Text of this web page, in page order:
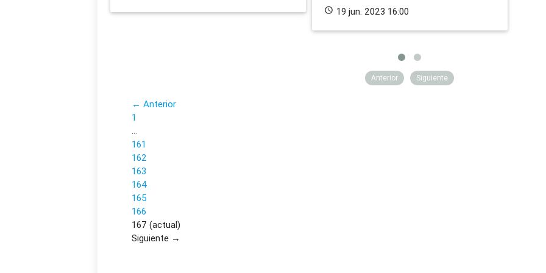
schedule 19 jun. 2023 16:00
Anterior Siguiente
← Anterior
1
161
162
163
164
165
166
167 (actual)
Siguiente →